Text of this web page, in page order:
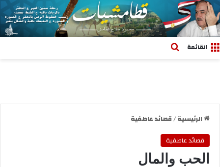
القائمة
الرئيسية/قصائد عاطفية
قصائد عاطفية
الحب والمال